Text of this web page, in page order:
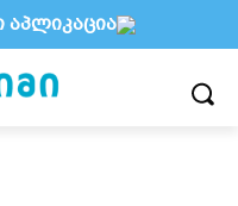
აპლიკაცია